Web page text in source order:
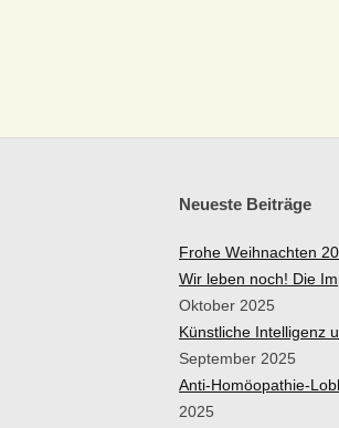
Neueste Beiträge
Frohe Weihnachten
Wir leben noch! Die
Oktober 2025
Künstliche Intelligenz
September 2025
Anti-Homöopathie-
2025